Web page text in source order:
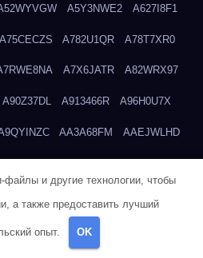
A5Y3NWE2 A627I8F1
A75CECZS A782U1QR A78T7XR0
A7X6JATR A82WRX97
A90Z37DL A913466R A96H0U7X
AA3A68FM AAEJWLHD
ADOE3V3Y
файлы и другие технологии, чтобы
а также предоставить лучший
опыт. OK